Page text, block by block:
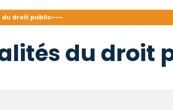
droit public---
du droit